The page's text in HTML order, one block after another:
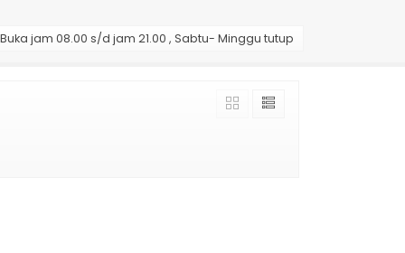
Buka jam 08.00 s/d jam 21.00 , Sabtu- Minggu tutup